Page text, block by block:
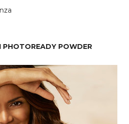
PHOTOREADY POWDER